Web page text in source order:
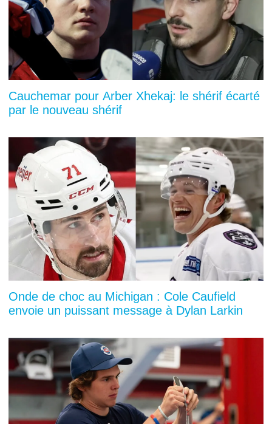
Cauchemar pour Arber Xhekaj: le shérif écarté
par le nouveau shérif
Onde de choc au Michigan : Cole Caufield
envoie un puissant message à Dylan Larkin